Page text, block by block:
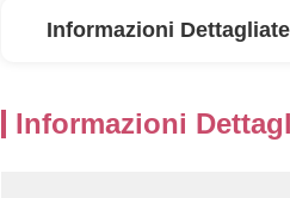
Informazioni Dettagliate
Informazioni